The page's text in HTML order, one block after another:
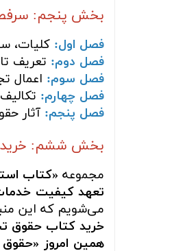
بخش پنجم:
فصل اول: کلیات،
فصل دوم: تعریف
فصل سوم: اعمال
فصل چهارم:
فصل پنجم: آثار
بخش ششم: خرید
مجموعه «کتاب
تعهد کیفیت
می‌شویم که این
خرید کتاب حقوق